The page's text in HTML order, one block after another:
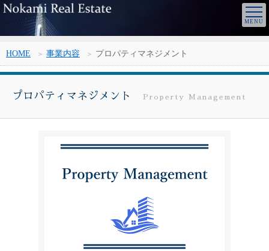
HOME 事業内容 プロパティマネジメント
プロパティマネジメント Property Management